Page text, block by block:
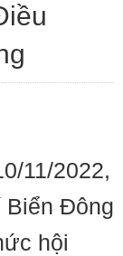
11/2022,
Biển Đông
hội